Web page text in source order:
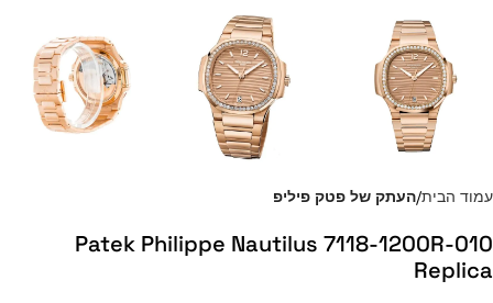
עמוד הבית העתק של פטק פיליפ
Patek Philippe Nautilus 7118-1200R-010
Replica